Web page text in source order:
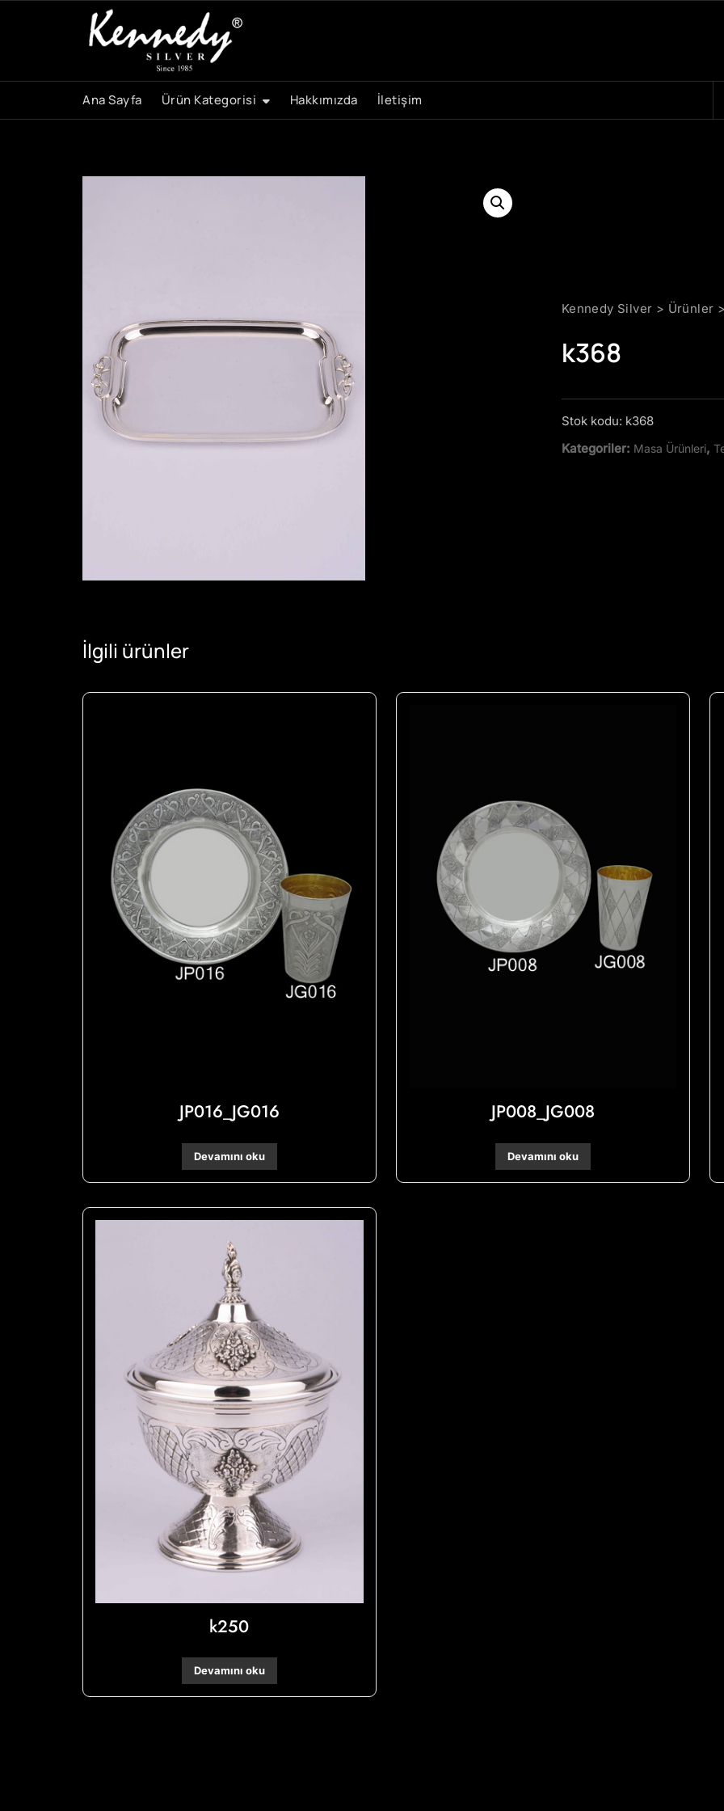
Ana Sayfa Ürün Kategorisi Hakkımızda İletişim
Kennedy Silver > Ürünler
k368
Stok kodu: k368
Kategoriler: Masa Ürünleri,
İlgili ürünler
JP016_JG016
Devamını oku
JP008_JG008
Devamını oku
k250
Devamını oku